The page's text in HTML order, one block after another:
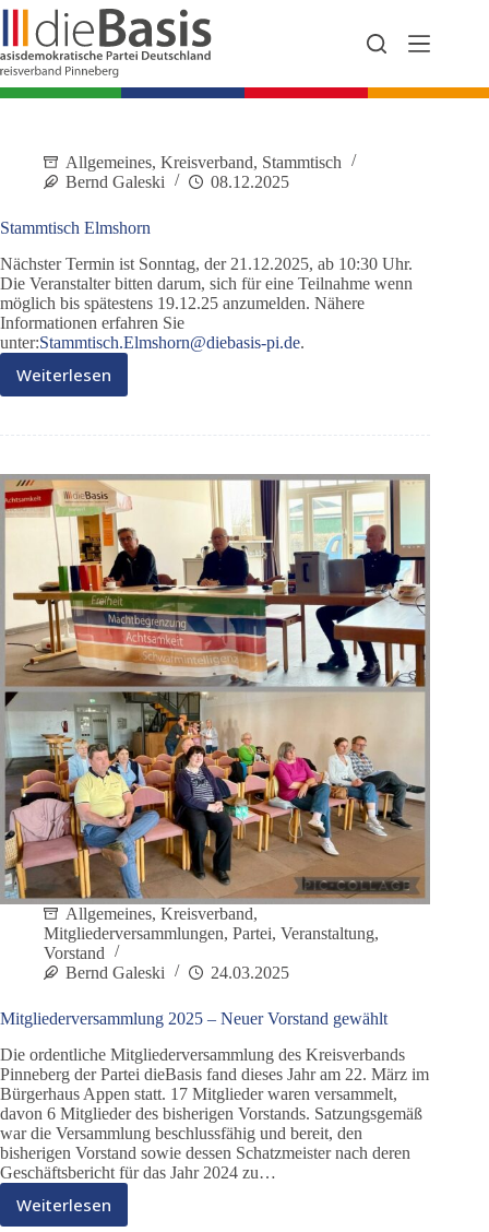
Zum
Inhalt
springen
Allgemeines, Kreisverband, Stammtisch
Bernd Galeski
08.12.2025
Stammtisch Elmshorn
Nächster Termin ist Sonntag, der 21.12.2025, ab 10:30 Uhr.
Die Veranstalter bitten darum, sich für eine Teilnahme wenn
möglich bis spätestens 19.12.25 anzumelden. Nähere
Informationen erfahren Sie
unter:Stammtisch.Elmshorn@diebasis-pi.de.
Weiterlesen
Stammtisch
Allgemeines, Kreisverband,
Mitgliederversammlungen, Partei, Veranstaltung,
Vorstand
Bernd Galeski
24.03.2025
Mitgliederversammlung 2025 – Neuer Vorstand gewählt
Die ordentliche Mitgliederversammlung des Kreisverbands
Pinneberg der Partei dieBasis fand dieses Jahr am 22. März im
Bürgerhaus Appen statt. 17 Mitglieder waren versammelt,
davon 6 Mitglieder des bisherigen Vorstands. Satzungsgemäß
war die Versammlung beschlussfähig und bereit, den
bisherigen Vorstand sowie dessen Schatzmeister nach deren
Geschäftsbericht für das Jahr 2024 zu…
WeiterlesenMitgliederversammlung